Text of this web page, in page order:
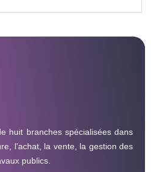
huit branches spécialisées dans
l’achat, la vente, la gestion des
publics.